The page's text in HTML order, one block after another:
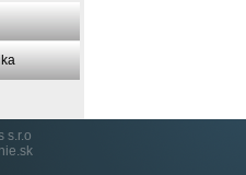
s.r.o